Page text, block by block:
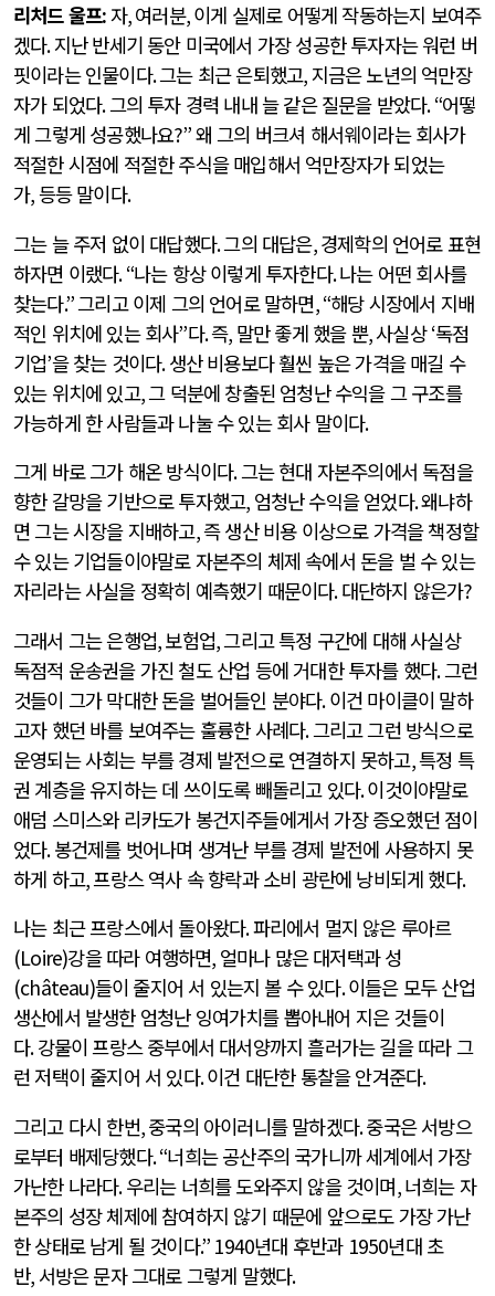
리처드 울프:자,여러분,이게 실제로 어떻게 작동하는지 보여주
겠다.지난 반세기 동안 미국에서 가장 성공한 투자자는 워런 버
핏이라는 인물이다.그는 최근 은퇴했고, 지금은 노년의 억만장
자가 되었다.그의 투자 경력 내내 늘 같은 질문을 받았다. “어떻
게 그렇게 성공했나요?”왜 그의 버크셔 해서웨이라는 회사가
적절한 시점에 적절한 주식을 매입해서 억만장자가 되었는
가,등등 말이다.
그는 늘 주저 없이 대답했다.그의 대답은,경제학의 언어로 표현
하자면 이랬다. “나는 항상 이렇게 투자한다.나는 어떤 회사를
찾는다.”그리고 이제 그의 언어로 말하면, “해당 시장에서 지배
적인 위치에 있는 회사”다.즉, 말만 좋게 했을 뿐,사실상‘독점
기업’을 찾는 것이다.생산 비용보다 훨씬 높은 가격을 매길 수
있는 위치에 있고,그 덕분에 창출된 엄청난 수익을 그 구조를
가능하게 한 사람들과 나눌 수 있는 회사 말이다.
그게 바로 그가 해온 방식이다.그는 현대 자본주의에서 독점을
향한 갈망을 기반으로 투자했고, 엄청난 수익을 얻었다.왜냐하
면 그는 시장을 지배하고,즉 생산 비용 이상으로 가격을 책정할
수 있는 기업들이야말로 자본주의 체제 속에서 돈을 벌 수 있는
자리라는 사실을 정확히 예측했기 때문이다.대단하지 않은가?
그래서 그는 은행업,보험업,그리고 특정 구간에 대해 사실상
독점적 운송권을 가진 철도 산업 등에 거대한 투자를 했다.그런
것들이 그가 막대한 돈을 벌어들인 분야다.이건 마이클이 말하
고자 했던 바를 보여주는 훌륭한 사례다.그리고 그런 방식으로
운영되는 사회는 부를 경제 발전으로 연결하지 못하고,특정 특
권 계층을 유지하는 데 쓰이도록 빼돌리고 있다.이것이야말로
애덤 스미스와 리카도가 봉건지주들에게서 가장 증오했던 점이
었다.봉건제를 벗어나며 생겨난 부를 경제 발전에 사용하지 못
하게 하고,프랑스 역사 속 향락과 소비 광란에 낭비되게 했다.
나는 최근 프랑스에서 돌아왔다.파리에서 멀지 않은 루아르
(Loire)강을 따라 여행하면, 얼마나 많은 대저택과 성
(château)들이 줄지어 서 있는지 볼 수 있다.이들은 모두 산업
생산에서 발생한 엄청난 잉여가치를 뽑아내어 지은 것들이
다.강물이 프랑스 중부에서 대서양까지 흘러가는 길을 따라 그
런 저택이 줄지어 서 있다.이건 대단한 통찰을 안겨준다.
그리고 다시 한번,중국의 아이러니를 말하겠다.중국은 서방으
로부터 배제당했다. “너희는 공산주의 국가니까 세계에서 가장
가난한 나라다.우리는 너희를 도와주지 않을 것이며,너희는 자
본주의 성장 체제에 참여하지 않기 때문에 앞으로도 가장 가난
한 상태로 남게 될 것이다.” 1940년대 후반과 1950년대 초
반, 서방은 문자 그대로 그렇게 말했다.